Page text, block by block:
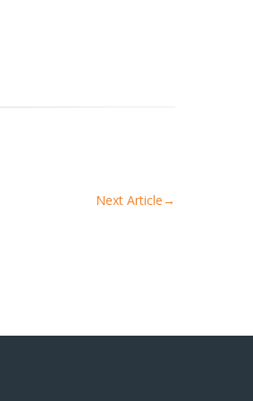
Next Article→